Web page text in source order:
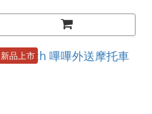
新品上市